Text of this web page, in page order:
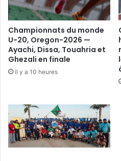
Championnats du monde
U-20, Oregon-2026 —
Ayachi, Dissa, Touahria et
Ghezali en finale
il y a 10 heures